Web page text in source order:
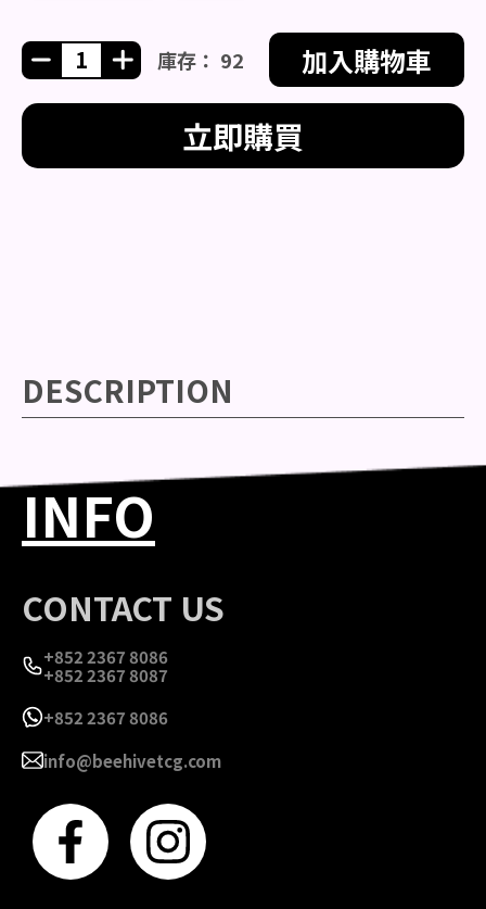
庫存： 92 加入購物車
立即購買
DESCRIPTION
INFO
CONTACT US
+852 2367 8086
+852 2367 8087
+852 2367 8086
info@beehivetcg.com